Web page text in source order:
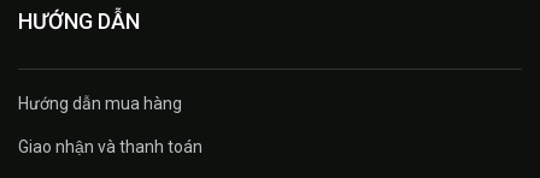
HƯỚNG DẪN
Hướng dẫn mua hàng
Giao nhận và thanh toán